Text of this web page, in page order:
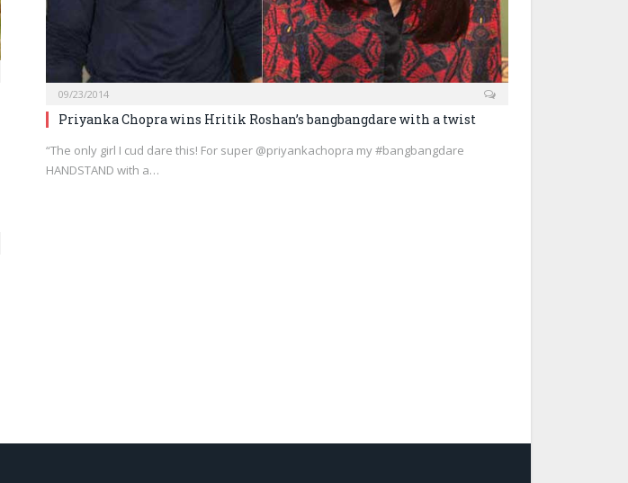
09/23/2014
Priyanka Chopra wins Hritik Roshan’s bangbangdare with a twist
“The only girl I cud dare this! For super @priyankachopra my #bangbangdare
HANDSTAND with a…